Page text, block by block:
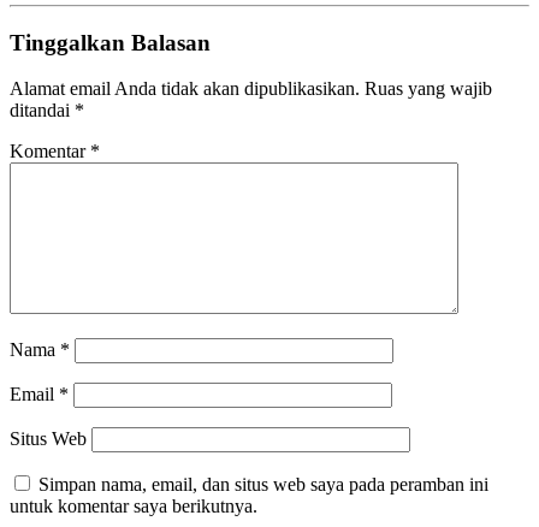
Tinggalkan Balasan
Alamat email Anda tidak akan dipublikasikan. Ruas yang wajib
ditandai *
Komentar *
Nama *
Email *
Situs Web
Simpan nama, email, dan situs web saya pada peramban ini
untuk komentar saya berikutnya.